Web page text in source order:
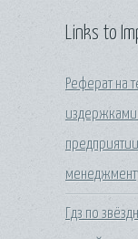
Links to
Реферат на
издержками
Гдз по